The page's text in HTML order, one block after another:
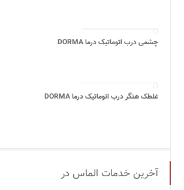
چشمی درب اتوماتیک درما DORMA
غلطک هنگر درب اتوماتیک درما DORMA
آخرین خدمات الماس در